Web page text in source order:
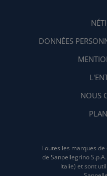
DONNÉES
NOUS
Toutes les marques
de Sanpellegrino
Italie) et sont